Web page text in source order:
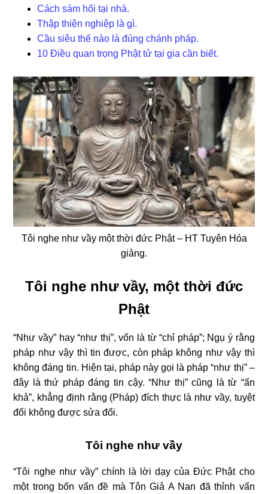
Cách sám hối tại nhà.
Thập thiện nghiệp là gì.
Cầu siêu thế nào là đúng chánh pháp.
10 Điều quan trọng Phật tử tại gia cần biết.
Tôi nghe như vầy một thời đức Phật – HT Tuyên Hóa
giảng.
Tôi nghe như vầy, một thời đức
Phật
“Như vầy” hay “như thị”, vốn là từ “chỉ pháp”; Ngụ ý rằng
pháp như vậy thì tin được, còn pháp không như vậy thì
không đáng tin. Hiện tại, pháp này gọi là pháp “như thị” –
đây là thứ pháp đáng tin cậy. “Như thị” cũng là từ “ấn
khả”, khẳng định rằng (Pháp) đích thực là như vầy, tuyệt
đối không được sửa đổi.
Tôi nghe như vầy
“Tôi nghe như vầy” chính là lời dạy của Ðức Phật cho
một trong bốn vấn đề mà Tôn Giả A Nan đã thỉnh vấn